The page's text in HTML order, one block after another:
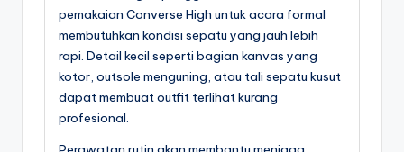
pemakaian Converse High untuk acara formal
membutuhkan kondisi sepatu yang jauh lebih
rapi. Detail kecil seperti bagian kanvas yang
kotor, outsole menguning, atau tali sepatu kusut
dapat membuat outfit terlihat kurang
profesional.